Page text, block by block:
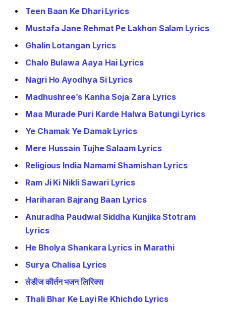
Teen Baan Ke Dhari Lyrics
Mustafa Jane Rehmat Pe Lakhon Salam Lyrics
Ghalin Lotangan Lyrics
Chalo Bulawa Aaya Hai Lyrics
Nagri Ho Ayodhya Si Lyrics
Madhushree’s Kanha Soja Zara Lyrics
Maa Murade Puri Karde Halwa Batungi Lyrics
Ye Chamak Ye Damak Lyrics
Mere Hussain Tujhe Salaam Lyrics
Religious India Namami Shamishan Lyrics
Ram Ji Ki Nikli Sawari Lyrics
Hariharan Bajrang Baan Lyrics
Anuradha Paudwal Siddha Kunjika Stotram
Lyrics
He Bholya Shankara Lyrics in Marathi
Surya Chalisa Lyrics
लेडीज कीर्तन भजन लिरिक्स
Thali Bhar Ke Layi Re Khichdo Lyrics